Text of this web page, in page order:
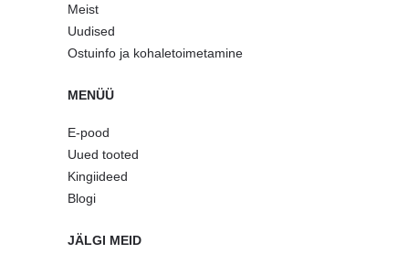
Meist
Uudised
Ostuinfo ja kohaletoimetamine
MENÜÜ
E-pood
Uued tooted
Kingiideed
Blogi
JÄLGI MEID